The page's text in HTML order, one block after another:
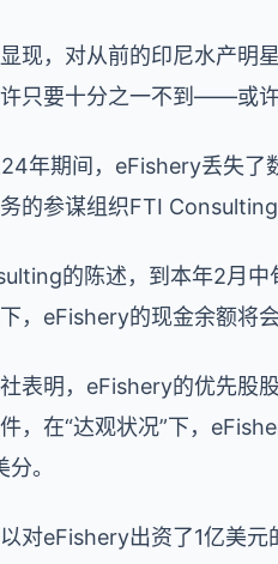
现，对从前的印尼水产明
只要十分之一不到——或
年期间，eFishery丢失了
的参谋组织FTI
的陈述，到本年2月
，eFishery的现金余额将
表明，eFishery的优先
，在“达观状况”下，
。
对eFishery出资了1亿美